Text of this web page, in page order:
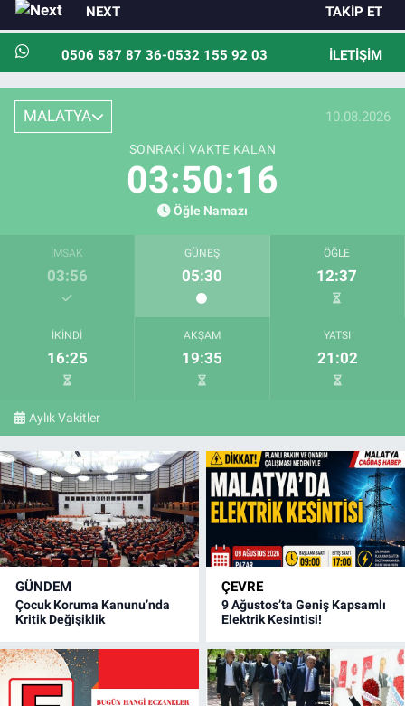
NEXT TAKIP ET
0506 587 87 36-0532 155 92 03 İLETIŞIM
MALATYA 10.08.2026
SONRAKI VAKTE KALAN
03:50:15
Öğle Namazı
İMSAK
03:56
GÜNEŞ
05:30
ÖĞLE
12:37
İKINDI
16:25
AKŞAM
19:35
YATSI
21:02
Aylık Vakitler
GÜNDEM
Çocuk Koruma Kanunu’nda
Kritik Değişiklik
ÇEVRE
9 Ağustos’ta Geniş Kapsamlı
Elektrik Kesintisi!